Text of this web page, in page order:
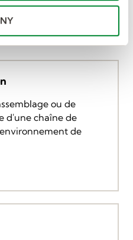
en
entrepôt
ou de
d'une chaîne de
de